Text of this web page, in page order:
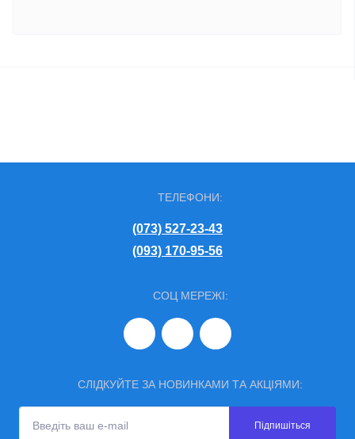
ТЕЛЕФОНИ:
(073) 527-23-43
(093) 170-95-56
СОЦ МЕРЕЖІ:
СЛІДКУЙТЕ ЗА НОВИНКАМИ ТА АКЦІЯМИ:
Підпишіться